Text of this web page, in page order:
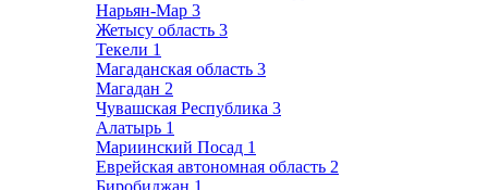
Нарьян-Мар 3
Жетысу область 3
Текели 1
Магаданская область 3
Магадан 2
Чувашская Республика 3
Алатырь 1
Мариинский Посад 1
Еврейская автономная область 2
Биробиджан 1